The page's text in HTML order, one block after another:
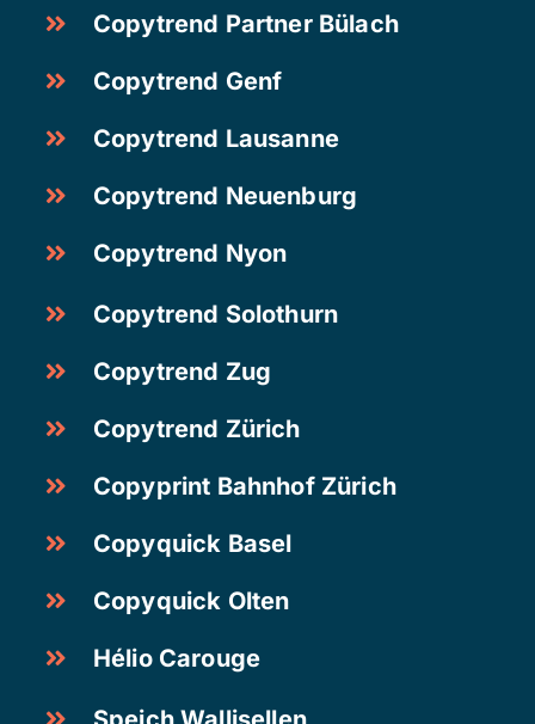
Copytrend Partner Bülach
Copytrend Genf
Copytrend Lausanne
Copytrend Neuenburg
Copytrend Nyon
Copytrend Solothurn
Copytrend Zug
Copytrend Zürich
Copyprint Bahnhof Zürich
Copyquick Basel
Copyquick Olten
Hélio Carouge